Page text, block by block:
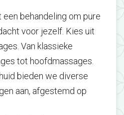
een behandeling om pure
voor jezelf. Kies uit
Van klassieke
tot hoofdmassages.
bieden we diverse
aan, afgestemd op